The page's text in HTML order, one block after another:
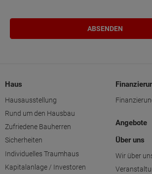
Haus
Hausausstellung
Rund um den Hausbau
Zufriedene Bauherren
Sicherheiten
Individuelles Traumhaus
Kapitalanlage / Investoren
Angebote
Über uns
Wir über